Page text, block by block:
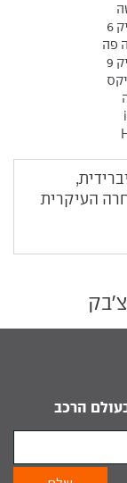
6
פה
9
העיקרית
הרכב